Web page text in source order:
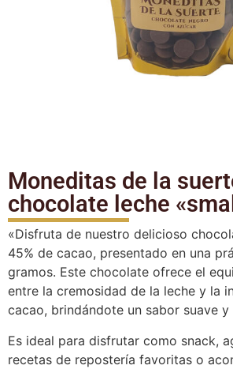
Moneditas de la
chocolate leche
«Disfruta de nuestro delicioso
45% de cacao, presentado en una
gramos. Este chocolate ofrece el
entre la cremosidad de la leche y la
cacao, brindándote un sabor suave
Es ideal para disfrutar como snack,
recetas de repostería favoritas o